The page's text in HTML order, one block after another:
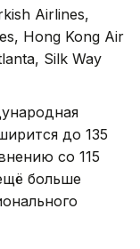
Airlines,
Hong Kong Air
Silk Way
до 135
со 115
больше